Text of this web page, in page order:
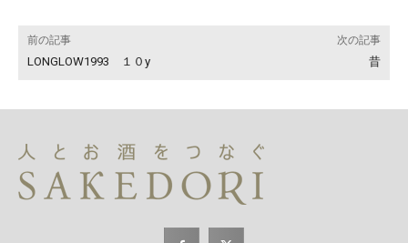
前の記事
LONGLOW1993 １０y
次の記事
昔